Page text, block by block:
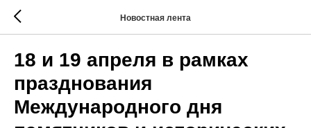
Новостная лента
18 и 19 апреля в рамках
празднования
Международного дня